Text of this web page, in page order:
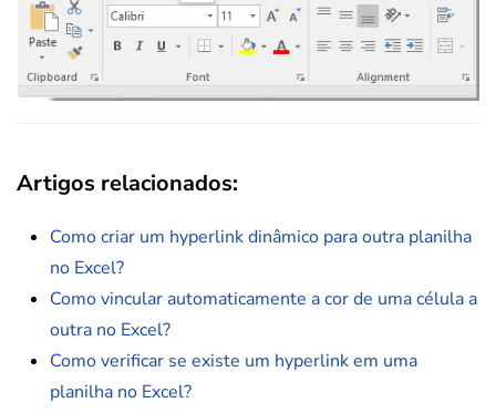
Artigos relacionados:
Como criar um hyperlink dinâmico para outra planilha
no Excel?
Como vincular automaticamente a cor de uma célula a
outra no Excel?
Como verificar se existe um hyperlink em uma
planilha no Excel?